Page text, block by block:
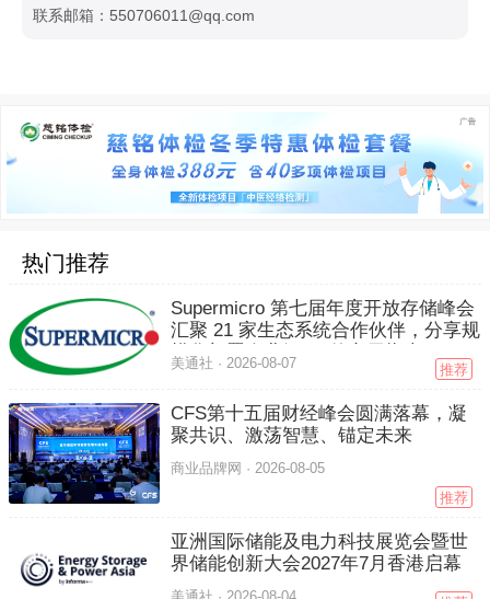
联系邮箱：550706011@qq.com
热门推荐
Supermicro 第七届年度开放存储峰会
汇聚 21 家生态系统合作伙伴，分享规
模化部署企业级 AI 的实用指南
美通社 ·2026-08-07 推荐
CFS第十五届财经峰会圆满落幕，凝
聚共识、激荡智慧、锚定未来
商业品牌网 ·2026-08-05
推荐
亚洲国际储能及电力科技展览会暨世
界储能创新大会2027年7月香港启幕